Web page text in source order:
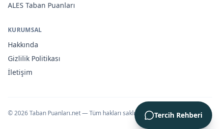
ALES Taban Puanları
KURUMSAL
Hakkında
Gizlilik Politikası
İletişim
©2026Taban Puanları.net — Tüm hakları saklıdır. Tercih Rehberi